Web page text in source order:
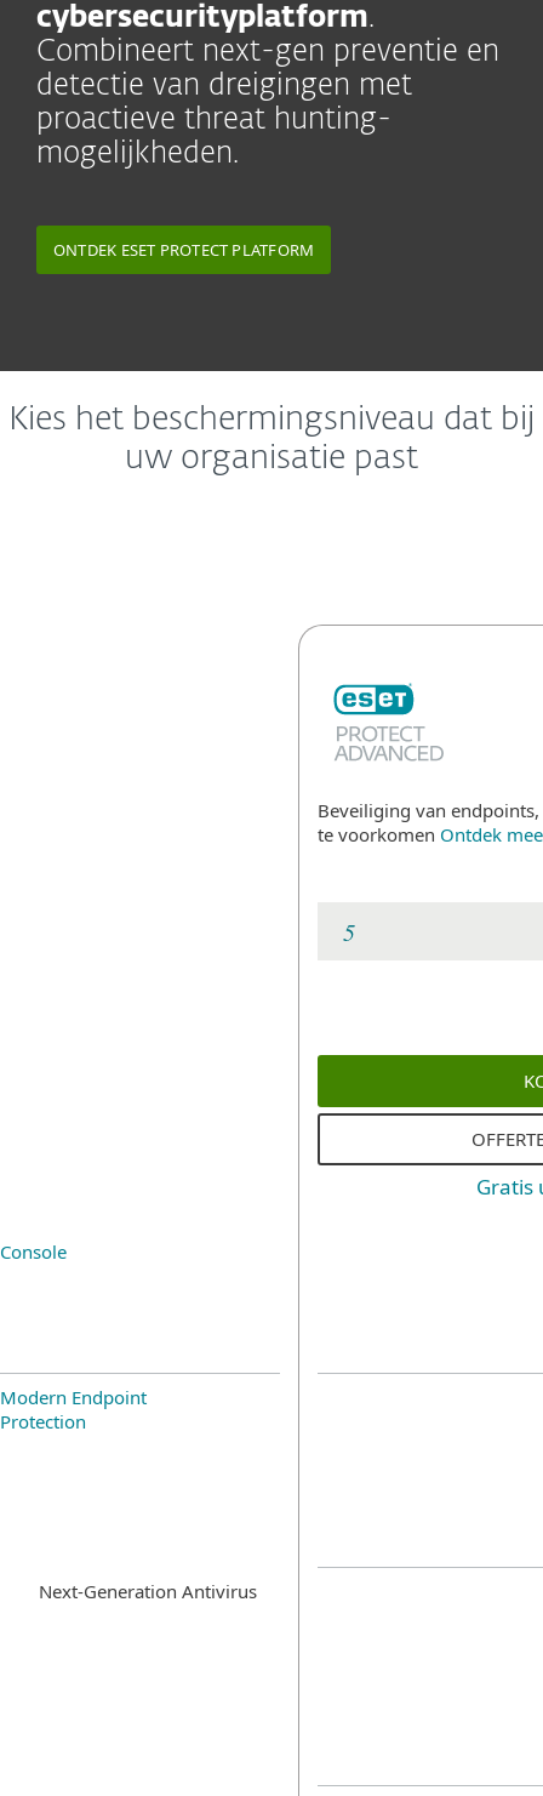
cybersecurityplatform.
Combineert next-gen preventie en
detectie van dreigingen met
proactieve threat hunting-
mogelijkheden.
ONTDEK ESET PROTECT PLATFORM
Kies het beschermingsniveau dat bij
uw organisatie past
Beveiliging van
te voorkomen Ontdek
Gratis
Console
Modern Endpoint
Protection
Next-Generation Antivirus